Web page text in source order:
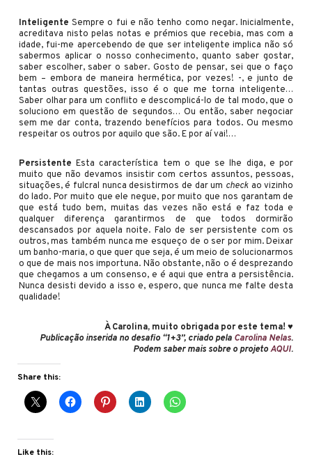
InteligenteSempre o fui e não tenho como negar. Inicialmente,
acreditava nisto pelas notas e prémios que recebia, mas com a
idade, fui-me apercebendo de que ser inteligente implica não só
sabermos aplicar o nosso conhecimento, quanto saber gostar,
saber escolher, saber o saber. Gosto de pensar, sei que o faço
bem – embora de maneira hermética, por vezes! -, e junto de
tantas outras questões, isso é o que me torna inteligente…
Saber olhar para um conflito e descomplicá-lo de tal modo, que o
soluciono em questão de segundos… Ou então, saber negociar
sem me dar conta, trazendo benefícios para todos. Ou mesmo
respeitar os outros por aquilo que são. E por aí vai!…
PersistenteEsta característica tem o que se lhe diga, e por
muito que não devamos insistir com certos assuntos, pessoas,
situações, é fulcral nunca desistirmos de dar um check ao vizinho
do lado. Por muito que ele negue, por muito que nos garantam de
que está tudo bem, muitas das vezes não está e faz toda e
qualquer diferença garantirmos de que todos dormirão
descansados por aquela noite. Falo de ser persistente com os
outros, mas também nunca me esqueço de o ser por mim. Deixar
um banho-maria, o que quer que seja, é um meio de solucionarmos
o que de mais nos importuna. Não obstante, não o é desprezando
que chegamos a um consenso, e é aqui que entra a persistência.
Nunca desisti devido a isso e, espero, que nunca me falte desta
qualidade!
À Carolina, muito obrigada por este tema! ♥
Publicação inserida no desafio “1+3”, criado pela Carolina Nelas.
Podem saber mais sobre o projetoAQUI.
Share this:
Like this: